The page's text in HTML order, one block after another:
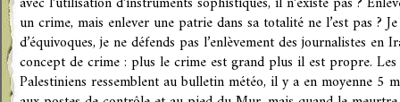
un crime, mais enlever une patrie dans sa totalité ne l’est pas ?
d’équivoques, je ne défends pas l’enlèvement des journalistes
concept de crime : plus le crime est grand plus il est propre.
Palestiniens ressemblent au bulletin météo, il y a en moyenne 5